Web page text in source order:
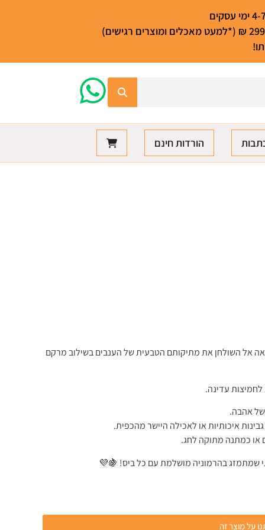
הורדות חינם
אל השולחן את מתיקותם הטבעית של הענבים בשילוב מרקם
עדינה.
של אהבה.
איכותיות או לאכילה היישר מהכפית.
או כמתנה מתוקה לחג.
שמתמזג בהרמוניה מושלמת עם כל ביס! 🍇💜
על מוצר זה